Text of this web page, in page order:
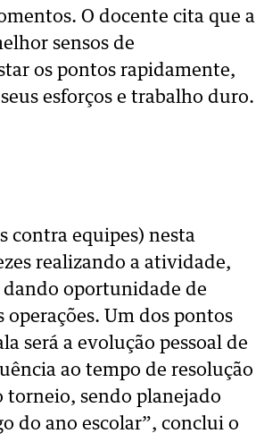
O docente cita que a
sensos de
os pontos rapidamente,
esforços e trabalho duro.
contra equipes) nesta
realizando a atividade,
dando oportunidade de
operações. Um dos pontos
será a evolução pessoal de
ao tempo de resolução
torneio, sendo planejado
do ano escolar”, conclui o